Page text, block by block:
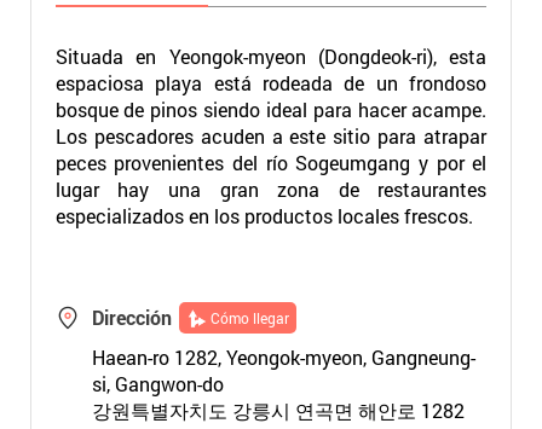
Situada en Yeongok-myeon (Dongdeok-ri), esta
espaciosa playa está rodeada de un frondoso
bosque de pinos siendo ideal para hacer acampe.
Los pescadores acuden a este sitio para atrapar
peces provenientes del río Sogeumgang y por el
lugar hay una gran zona de restaurantes
especializados en los productos locales frescos.
Dirección Cómo llegar
Haean-ro 1282, Yeongok-myeon, Gangneung-
si, Gangwon-do
강원특별자치도 강릉시 연곡면 해안로 1282